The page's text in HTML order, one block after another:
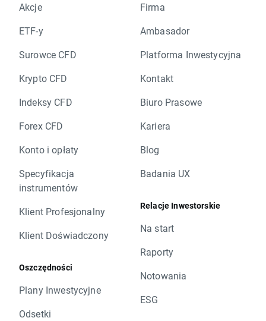
Akcje
ETF-y
Surowce CFD
Krypto CFD
Indeksy CFD
Forex CFD
Konto i opłaty
Specyfikacja
instrumentów
Klient Profesjonalny
Klient Doświadczony
Oszczędności
Plany Inwestycyjne
Odsetki
Firma
Ambasador
Platforma Inwestycyjna
Kontakt
Biuro Prasowe
Kariera
Blog
Badania UX
Relacje Inwestorskie
Na start
Raporty
Notowania
ESG